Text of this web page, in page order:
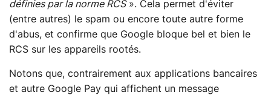
définies par la norme RCS». Cela permet d'éviter
(entre autres) le spam ou encore toute autre forme
d'abus, et confirme que Google bloque bel et bien le
RCS sur les appareils rootés.
Notons que, contrairement aux applications bancaires
et autre Google Pay qui affichent un message